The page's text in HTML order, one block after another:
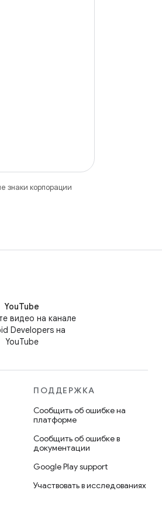
знаки корпорации
YouTube
видео на канале
Developers на
YouTube
ПОДДЕРЖКА
Сообщить об ошибке на
платформе
Сообщить об ошибке в
документации
Google Play support
Участвовать в исследованиях